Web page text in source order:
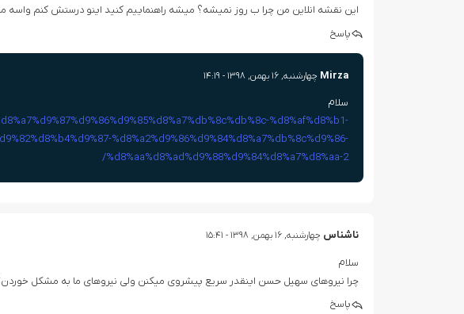
این نقشه انلاین من چرا ب روز نمیشه؟ میشه راهنماییم کنید اینو درستش کنم
پاسخ
Mirza چهارشنبه, ۱۶ بهمن, ۱۳۹۸ - ۱۴:۱۹
سلام
%d8%af%d8%b1-
%d8%a2%d9%86%d9%84%d8%a7%db%8c%d9%86-
%d8%aa%d8%ad%d9%88%d9%84%d8%a7%d8%aa-2/
ناشناس چهارشنبه, ۱۶ بهمن, ۱۳۹۸ - ۱۵:۴۱
سلام
چرا نیروهای سهیل حسن اینقدر سریع پیشروی میکنن ولی نیروهای ما به مشکل
پاسخ